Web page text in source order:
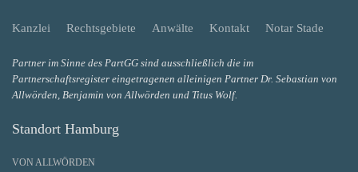
Kanzlei Rechtsgebiete Anwälte Kontakt Notar Stade
Partner im Sinne des PartGG sind ausschließlich die im
Partnerschaftsregister eingetragenen alleinigen Partner Dr. Sebastian von
Allwörden, Benjamin von Allwörden und Titus Wolf.
Standort Hamburg
VON ALLWÖRDEN